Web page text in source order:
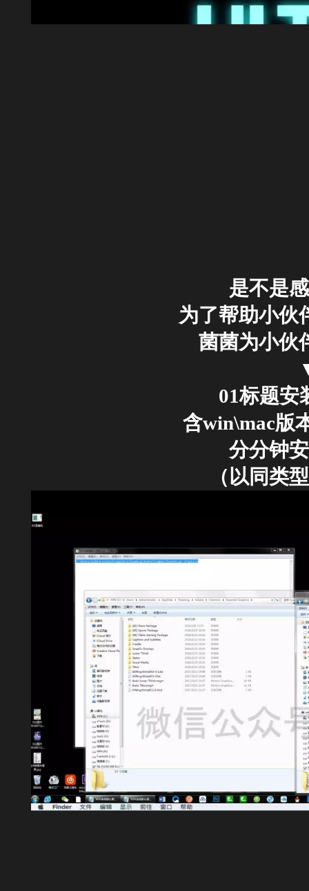
是不是
为了帮助小伙
菌菌为小伙
01标题安
含win\mac版
分分钟
（以同类